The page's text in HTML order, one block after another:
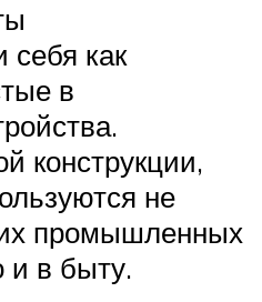
себя как
в
конструкции,
не
промышленных
и в быту.